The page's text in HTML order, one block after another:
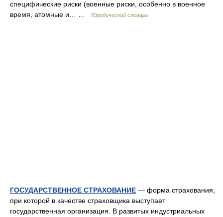
специфические риски (военные риски, особенно в военное
время, атомные и… …
Юридический словарь
ГОСУДАРСТВЕННОЕ СТРАХОВАНИЕ — форма страхования,
при которой в качестве страховщика выступает
государственная организация. В развитых индустриальных